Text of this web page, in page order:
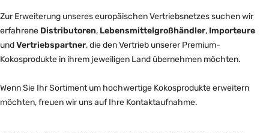
Zur Erweiterung unseres europäischen Vertriebsnetzes suchen wir
erfahrene Distributoren, Lebensmittelgroßhändler, Importeure
undVertriebspartner, die den Vertrieb unserer Premium-
Kokosprodukte in ihrem jeweiligen Land übernehmen möchten.
Wenn Sie Ihr Sortiment um hochwertige Kokosprodukte erweitern
möchten, freuen wir uns auf Ihre Kontaktaufnahme.